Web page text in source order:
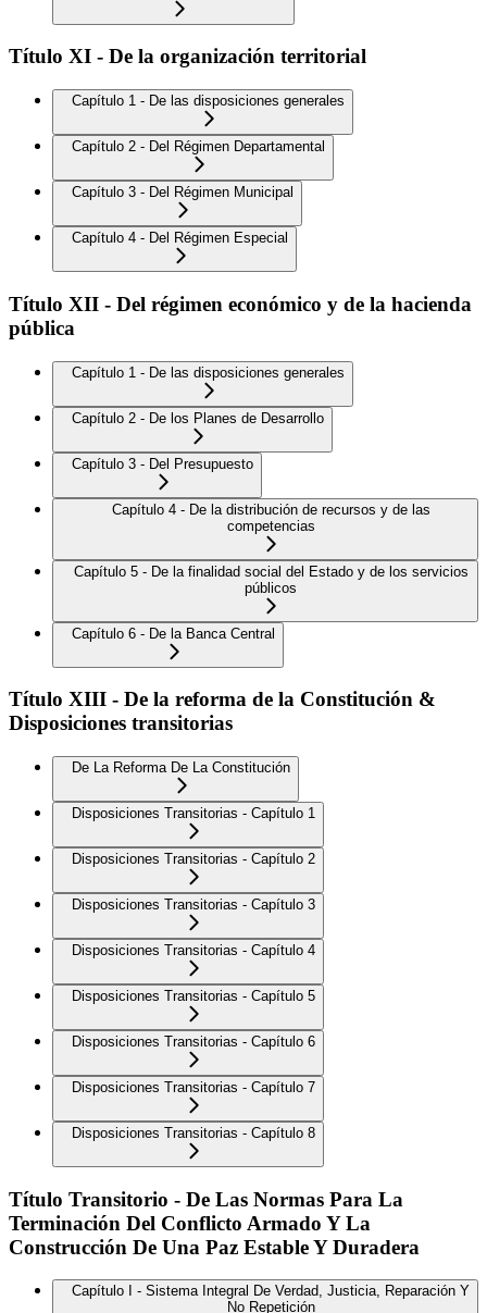
Título XI - De la organización territorial
Capítulo 1 - De las disposiciones generales
Capítulo 2 - Del Régimen Departamental
Capítulo 3 - Del Régimen Municipal
Capítulo 4 - Del Régimen Especial
Título XII - Del régimen económico y de la hacienda
pública
Capítulo 1 - De las disposiciones generales
Capítulo 2 - De los Planes de Desarrollo
Capítulo 3 - Del Presupuesto
Capítulo 4 - De la distribución de recursos y de las
competencias
Capítulo 5 - De la finalidad social del Estado y de los servicios
públicos
Capítulo 6 - De la Banca Central
Título XIII - De la reforma de la Constitución &
Disposiciones transitorias
De La Reforma De La Constitución
Disposiciones Transitorias - Capítulo 1
Disposiciones Transitorias - Capítulo 2
Disposiciones Transitorias - Capítulo 3
Disposiciones Transitorias - Capítulo 4
Disposiciones Transitorias - Capítulo 5
Disposiciones Transitorias - Capítulo 6
Disposiciones Transitorias - Capítulo 7
Disposiciones Transitorias - Capítulo 8
Título Transitorio - De Las Normas Para La
Terminación Del Conflicto Armado Y La
Construcción De Una Paz Estable Y Duradera
Capítulo I - Sistema Integral De Verdad, Justicia, Reparación Y
No Repetición